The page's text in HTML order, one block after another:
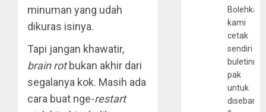
minuman yang udah
dikuras isinya.
Tapi jangan khawatir,
brain rotbukan akhir dari
segalanya kok. Masih ada
cara buat nge-restart
Bolehkah
kami
cetak
sendiri
pak
untuk